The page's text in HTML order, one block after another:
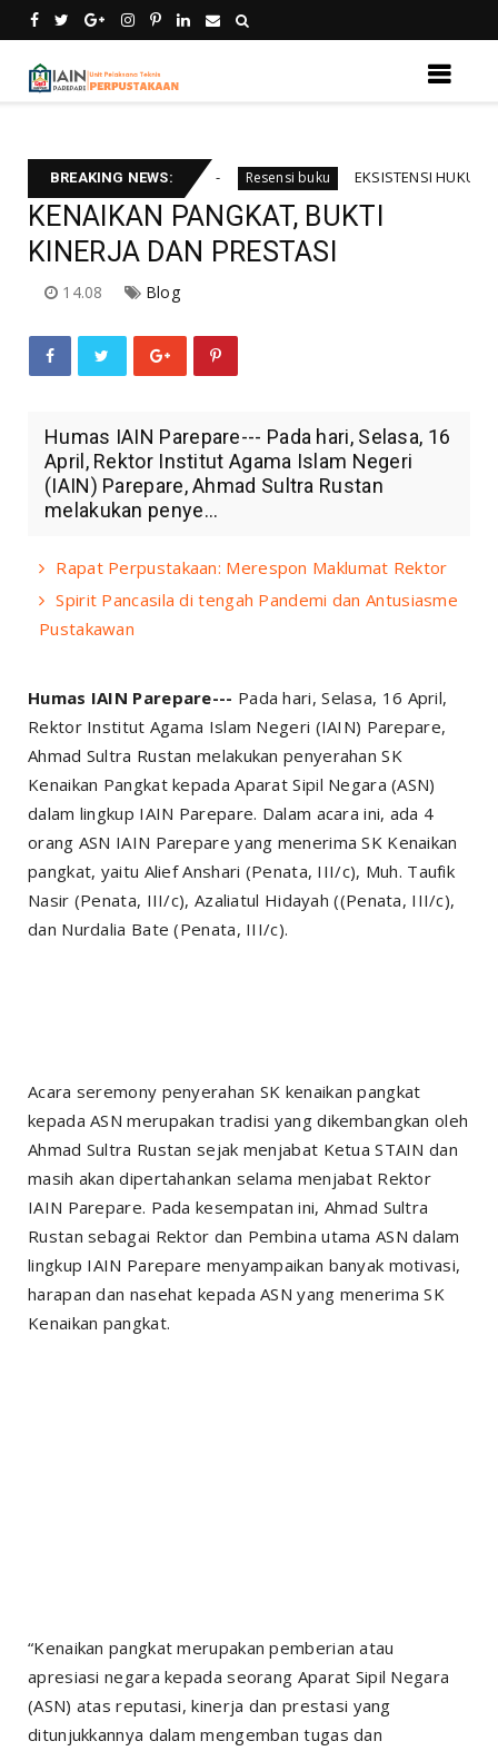
BREAKING NEWS:
kebali informsi Resensi buku EKSISTENSI HUKUM
KENAIKAN PANGKAT, BUKTI
KINERJA DAN PRESTASI
14.08 Blog
Humas IAIN Parepare--- Pada hari, Selasa, 16
April, Rektor Institut Agama Islam Negeri
(IAIN) Parepare, Ahmad Sultra Rustan
melakukan penye...
Rapat Perpustakaan: Merespon Maklumat Rektor
Spirit Pancasila di tengah Pandemi dan Antusiasme
Pustakawan
Humas IAIN Parepare--- Pada hari, Selasa, 16 April,
Rektor Institut Agama Islam Negeri (IAIN) Parepare,
Ahmad Sultra Rustan melakukan penyerahan SK
Kenaikan Pangkat kepada Aparat Sipil Negara (ASN)
dalam lingkup IAIN Parepare. Dalam acara ini, ada 4
orang ASN IAIN Parepare yang menerima SK Kenaikan
pangkat, yaitu Alief Anshari (Penata, III/c), Muh. Taufik
Nasir (Penata, III/c), Azaliatul Hidayah ((Penata, III/c),
dan Nurdalia Bate (Penata, III/c).
Acara seremony penyerahan SK kenaikan pangkat
kepada ASN merupakan tradisi yang dikembangkan oleh
Ahmad Sultra Rustan sejak menjabat Ketua STAIN dan
masih akan dipertahankan selama menjabat Rektor
IAIN Parepare. Pada kesempatan ini, Ahmad Sultra
Rustan sebagai Rektor dan Pembina utama ASN dalam
lingkup IAIN Parepare menyampaikan banyak motivasi,
harapan dan nasehat kepada ASN yang menerima SK
Kenaikan pangkat.
“Kenaikan pangkat merupakan pemberian atau
apresiasi negara kepada seorang Aparat Sipil Negara
(ASN) atas reputasi, kinerja dan prestasi yang
ditunjukkannya dalam mengemban tugas dan